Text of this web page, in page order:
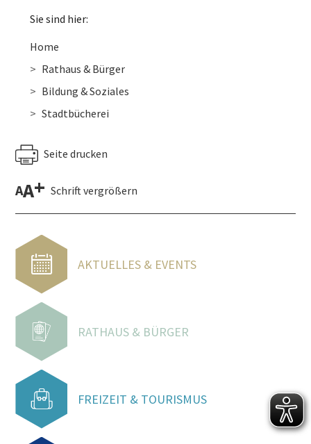
Sie sind hier:
Home
Rathaus & Bürger
Bildung & Soziales
Stadtbücherei
Seite drucken
AA+ Schrift vergrößern
AKTUELLES & EVENTS
RATHAUS & BÜRGER
FREIZEIT & TOURISMUS